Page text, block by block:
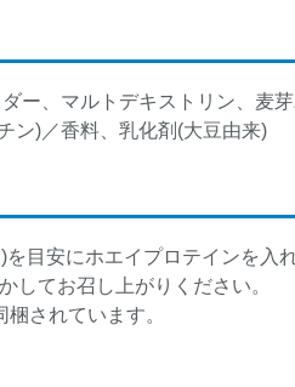
ー、マルトデキストリン、麦
ン)／香料、乳化剤(大豆由来)
目安にホエイプロテインを入れ
してお召し上がりください。
されています。